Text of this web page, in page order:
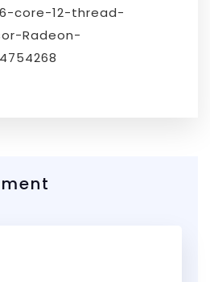
core-12-thread-
Radeon-